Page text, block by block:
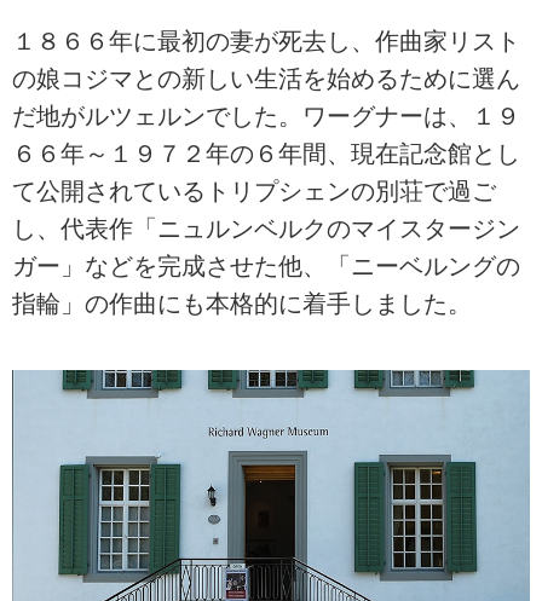
１８６６年に最初の妻が死去し、作曲家リスト
の娘コジマとの新しい生活を始めるために選ん
だ地がルツェルンでした。ワーグナーは、１９
６６年～１９７２年の６年間、現在記念館とし
て公開されているトリプシェンの別荘で過ご
し、代表作「ニュルンベルクのマイスタージン
ガー」などを完成させた他、「ニーベルングの
指輪」の作曲にも本格的に着手しました。